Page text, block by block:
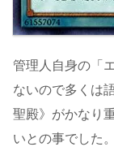
管理人自身の「
ないので多くは
聖殿》がかなり
いとの事でした。